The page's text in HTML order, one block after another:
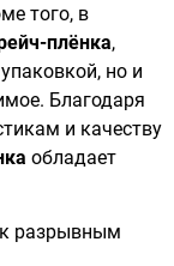
того, в
плёнка,
но и
Благодаря
и качеству
обладает
разрывным